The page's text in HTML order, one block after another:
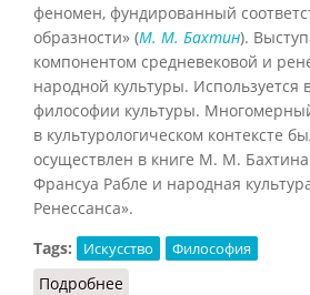
феномен, фундированный
образности» (М. М. Бахтин).
компонентом средневековой и
народной культуры. Используется
философии культуры.
в культурологическом контексте
осуществлен в книге М. М.
Франсуа Рабле и народная
Ренессанса».
Tags:
Искусство Философия
Подробнее